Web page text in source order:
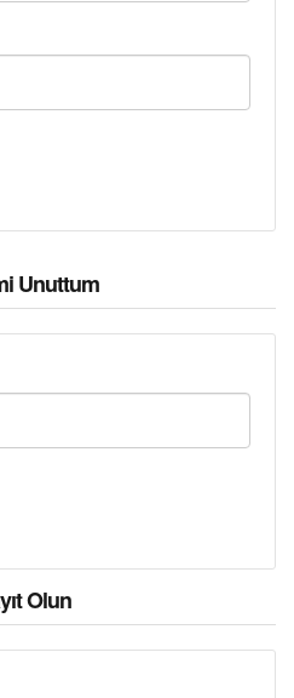
Unuttum
Olun